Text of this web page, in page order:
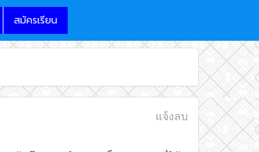
สมัครเรียน
แจ้งลบ